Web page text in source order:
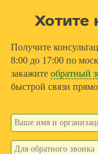
Хотите
Получите
8:00 до 17:00 по
закажите обратный
быстрой связи